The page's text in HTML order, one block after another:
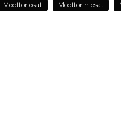
Moottoriosat Moottorin osat